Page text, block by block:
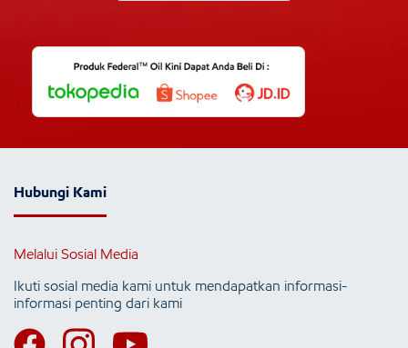
Hubungi Kami
Melalui Sosial Media
Ikuti sosial media kami untuk mendapatkan informasi-
informasi penting dari kami